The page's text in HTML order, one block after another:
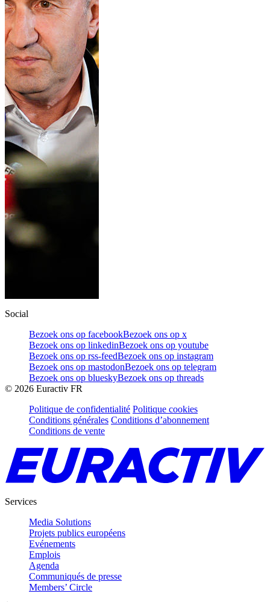
Social
Bezoek ons op facebookBezoek ons op x
Bezoek ons op linkedinBezoek ons op youtube
Bezoek ons op rss-feedBezoek ons op instagram
Bezoek ons op mastodonBezoek ons op telegram
Bezoek ons op blueskyBezoek ons op threads
© 2026 Euractiv FR
Politique de confidentialité Politique cookies
Conditions générales Conditions d’abonnement
Conditions de vente
Services
Media Solutions
Projets publics européens
Evénements
Emplois
Agenda
Communiqués de presse
Members’ Circle